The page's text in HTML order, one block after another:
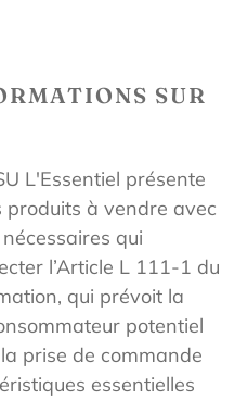
SUR
L'Essentiel présente
produits à vendre avec
qui
l’Article L 111-1 du
qui prévoit la
potentiel
prise de commande
essentielles